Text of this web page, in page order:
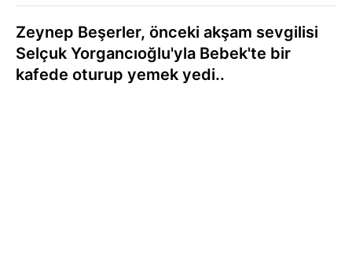
Zeynep Beşerler, önceki akşam sevgilisi
Selçuk Yorgancıoğlu'yla Bebek'te bir
kafede oturup yemek yedi..